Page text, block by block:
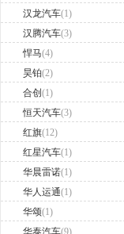
汉龙汽车(1)
汉腾汽车(3)
悍马(4)
昊铂(2)
合创 (1)
恒天汽车(3)
红旗(12)
红星汽车(1)
华晨雷诺(1)
华人运通(1)
华颂(1)
华泰汽车(9)